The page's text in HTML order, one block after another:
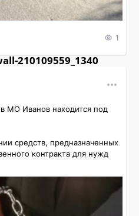
1
210109559_1340
МО Иванов находится под
средств, предназначенных
контракта для нужд